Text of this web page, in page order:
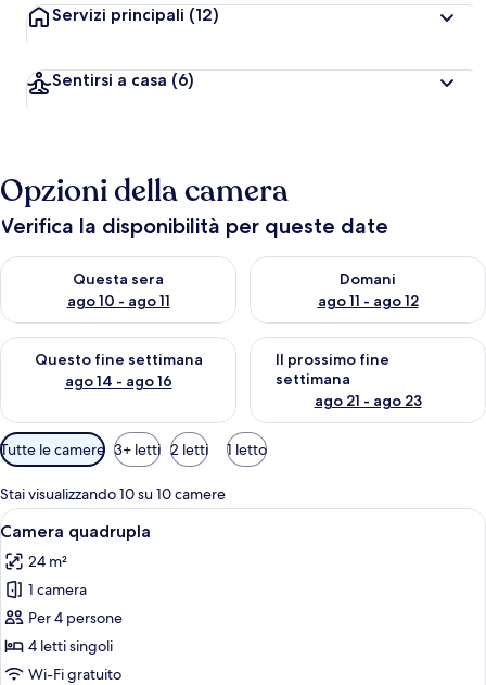
Servizi principali (12)
Sentirsi a casa (6)
Opzioni della camera
Verifica la disponibilità per queste date
Questa sera
ago 10 - ago 11
Verifica la disponibilità per questa sera, ago 10 - ago 11
Domani
ago 11 - ago 12
Verifica la disponibilità per
Questo fine settimana
ago 14 - ago 16
Verifica la disponibilità per questo fine settimana, ago 14 -
Il prossimo fine
settimana
ago 21 - ago 23
Verifica la disponibilità per il
Filtri
disponibili
per
le
camere
Tutte le camere 3+ letti 2 letti 1 letto
Stai visualizzando 10 su 10 camere
Apri
tutte
le
foto
per
Camera
quadrupla
Una camera d'albergo con due letti,
5
Camera quadrupla
24 m²
1 camera
Per 4 persone
4 letti singoli
Wi-Fi gratuito